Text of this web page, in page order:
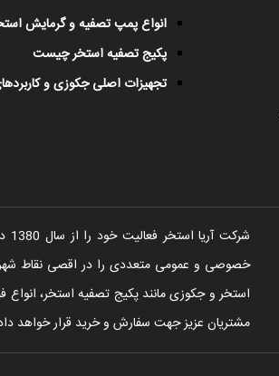
انواع پمپ تصفیه و گرمایش
پکیج تصفیه استخر چیست
تجهیزات اصلی جکوزی و
خصوصی و عمومی متعددی را در اقصی نقاط شهر
استخر و جکوزی مانند پکیج تصفیه استخر، انواع
مشتریان عزیز جهت سفارش و خرید قرار خواهد